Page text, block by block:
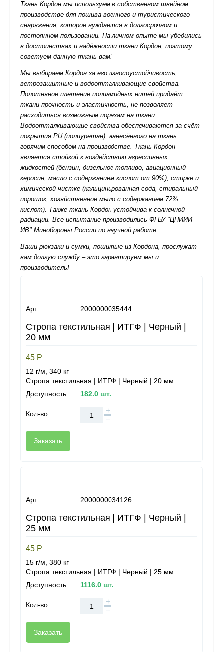
Ткань Кордон мы используем в собственном швейном
производстве для пошива военного и туристического
снаряжения, которое нуждается в долгосрочном и
постоянном пользовании. На личном опыте мы убедились
в достоинствах и надёжности ткани Кордон, поэтому
советуем данную ткань вам!
Мы выбираем Кордон за его износоустойчивость,
ветрозащитные и водоотталкивающие свойства.
Полотняное плетение полиамидных нитей придаёт
ткани прочность и эластичность, не позволяет
расходиться возможным порезам на ткани.
Водоотталкивающие свойства обеспечиваются за счёт
покрытия PU (полиуретан), нанесённого на ткань
горячим способом на производстве. Ткань Кордон
является стойкой к воздействию агрессивных
жидкостей (бензин, дизельное топливо, авиационный
керосин, масло с содержанием кислот от 90%), стирке и
химической чистке (кальцинированная сода, стиральный
порошок, хозяйственное мыло с содержанием 72%
кислот). Также ткань Кордон устойчива к солнечной
радиации. Все испытание производились ФГБУ "ЦНИИИ
ИВ" Минобороны России по научной работе.
Ваши рюкзаки и сумки, пошитые из Кордона, прослужат
вам долгую службу – это гарантируем мы и
производитель!
Арт: 2000000035444
Стропа текстильная | ИТГФ | Черный |
20 мм
45 Р
12 г/м, 340 кг
Стропа текстильная | ИТГФ | Черный | 20 мм
Доступность:
182.0 шт.
Кол-во:
+
−
Заказать
Арт: 2000000034126
Стропа текстильная | ИТГФ | Черный |
25 мм
45 Р
15 г/м, 380 кг
Стропа текстильная | ИТГФ | Черный | 25 мм
Доступность:
1116.0 шт.
Кол-во:
+
−
Заказать